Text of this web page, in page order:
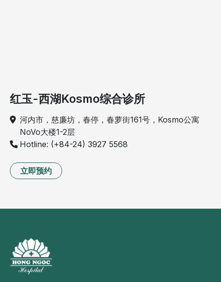
红玉-西湖Kosmo综合诊所
河内市，慈廉坊，春停，春萝街161号，Kosmo公寓
NoVo大楼1-2层
Hotline: (+84-24) 3927 5568
立即预约